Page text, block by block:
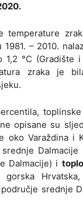
temperature
– 2010.
1,2 °C (Gradište
zraka je
opisane su
oko Varaždina i
Dalmacije) i toplo
gorska
srednje